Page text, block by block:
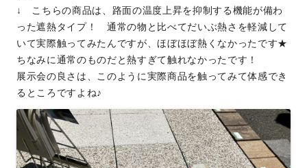
↓ こちらの商品は、路面の温度上昇を抑制する機能が備わ
った遮熱タイプ！ 通常の物と比べてだいぶ熱さを軽減して
いて実際触ってみたんですが、ほぼほぼ熱くなかったです★
ちなみに通常のものだと熱すぎて触れなかったです！
展示会の良さは、このように実際商品を触ってみて体感でき
るところですよね♪